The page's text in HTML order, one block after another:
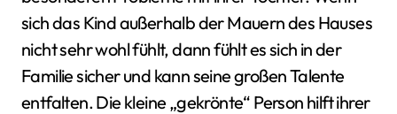
sich das Kind außerhalb der Mauern des Hauses
nicht sehr wohl fühlt, dann fühlt es sich in der
Familie sicher und kann seine großen Talente
entfalten. Die kleine „gekrönte“ Person hilft ihrer